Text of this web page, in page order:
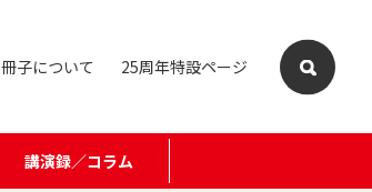
冊子について 25周年特設ページ
講演録／コラム